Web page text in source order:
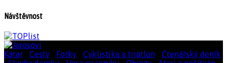
Návštěvnost
Katar Cesty Fotky Cyklistika a triatlon
Čtenářský deník